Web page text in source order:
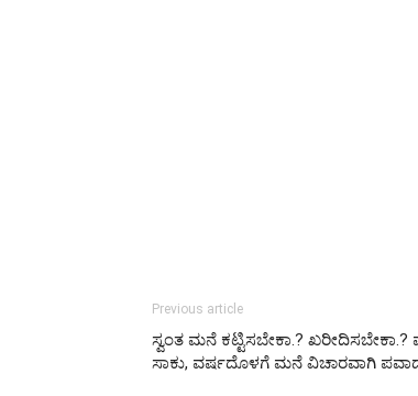
Previous article
ಸ್ವಂತ ಮನೆ ಕಟ್ಟಿಸಬೇಕಾ.?
ಸಾಕು, ವರ್ಷದೊಳಗೆ ಮನೆ ವಿಚಾರವಾಗಿ